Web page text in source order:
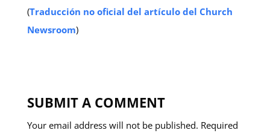
(Traducción no oficial del artículo del Church
Newsroom)
SUBMIT A COMMENT
Your email address will not be published. Required